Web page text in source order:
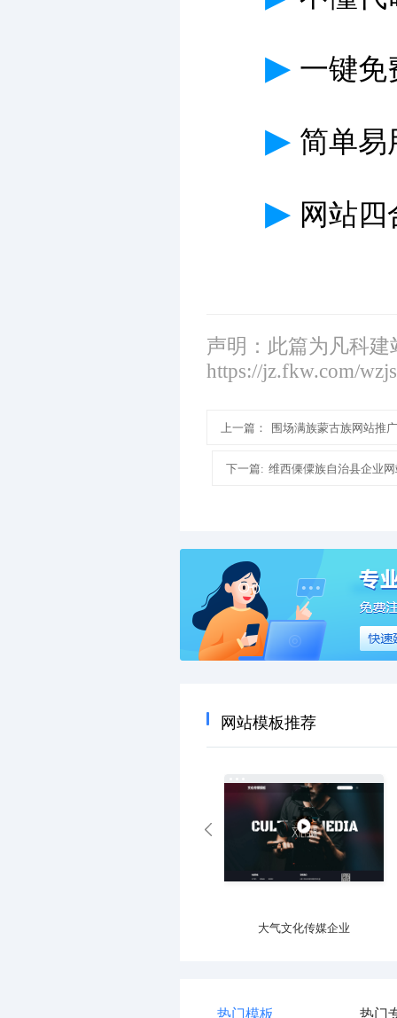
▶ 一键免
▶ 简单易
▶ 网站四
声明：此篇为凡科
https://jz.fkw.com/
上一篇： 围场满族蒙古族网站推
下一篇: 维西傈僳族自治县企业
网站模板推荐
大气文化传媒企业
热门模板 热门